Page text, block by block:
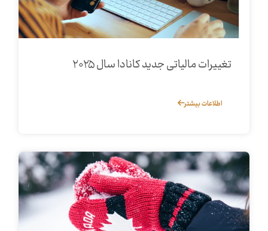
تغییرات مالیاتی جدید کانادا سال ۲۰۲۵
اطلاعات بیشتر